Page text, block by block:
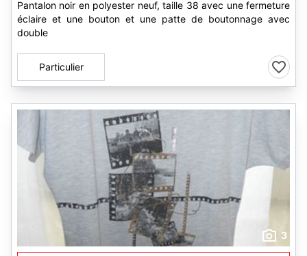
Pantalon noir en polyester neuf, taille 38 avec une fermeture
éclaire et une bouton et une patte de boutonnage avec
double
Particulier
3